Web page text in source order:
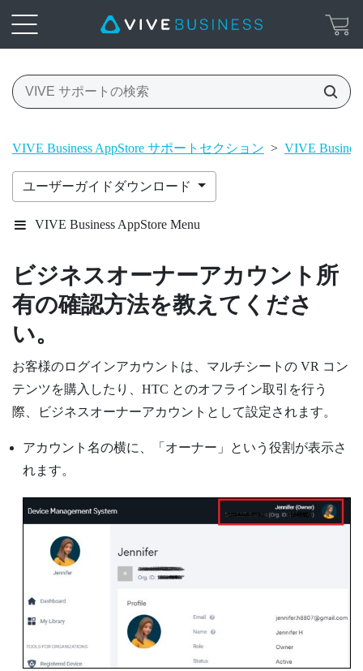
VIVE Business AppStore サポートセクション > VIVE
ユーザーガイドダウンロード
VIVE Business AppStore Menu
ビジネスオーナーアカウント所
有の確認方法を教えてくださ
い。
お客様のログインアカウントは、マルチシートの VR コン
テンツを購入したり、HTC とのオフライン取引を行う
際、ビジネスオーナーアカウントとして設定されます。
アカウント名の横に、「オーナー」という役割が表示さ
れます。